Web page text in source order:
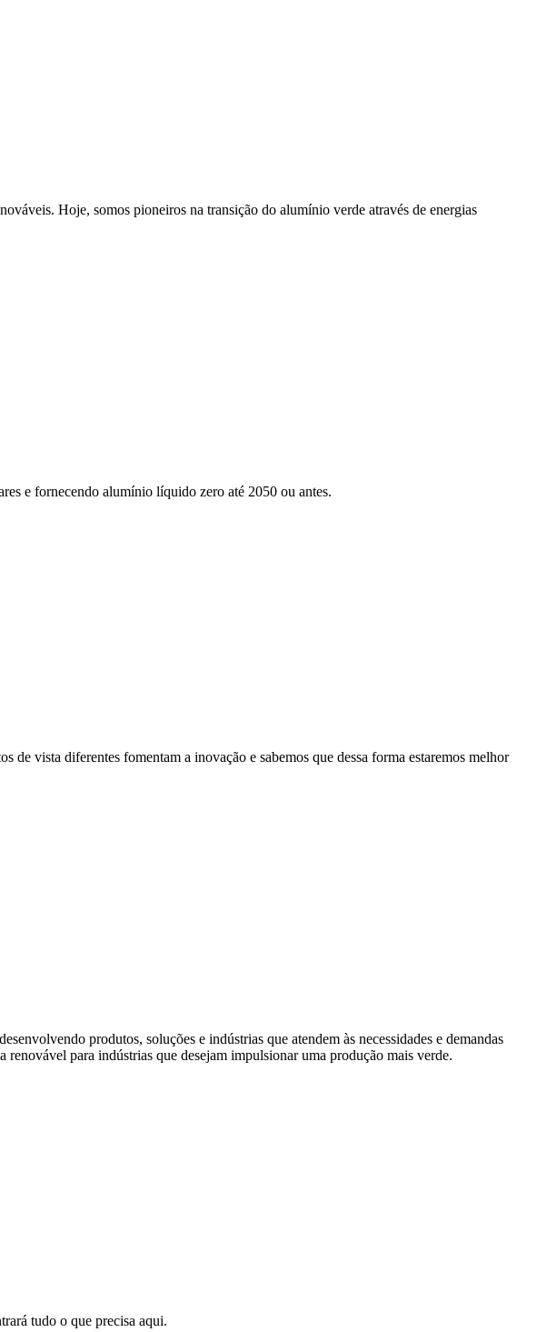
Hoje, somos pioneiros na transição do alumínio verde através de energias
e fornecendo alumínio líquido zero até 2050 ou antes.
vista diferentes fomentam a inovação e sabemos que dessa forma estaremos melhor
produtos, soluções e indústrias que atendem às necessidades e demandas
para indústrias que desejam impulsionar uma produção mais verde.
tudo o que precisa aqui.